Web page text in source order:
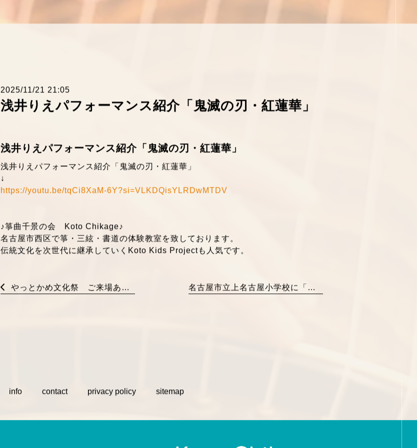
2025/11/21 21:05
浅井りえパフォーマンス紹介「鬼滅の刃・紅蓮華」
浅井りえパフォーマンス紹介「鬼滅の刃・紅蓮華」
浅井りえパフォーマンス紹介「鬼滅の刃・紅蓮華」
↓
https://youtu.be/tqCi8XaM-6Y?si=VLKDQisYLRDwMTDV
♪箏曲千景の会 Koto Chikage♪
名古屋市西区で箏・三絃・書道の体験教室を致しております。
伝統文化を次世代に継承していくKoto Kids Projectも人気です。
やっとかめ文化祭 ご来場ありがとうございました！ 名古屋市立上名古屋小学校に「トドケオンガク」で参ります♪
info contact privacy policy sitemap